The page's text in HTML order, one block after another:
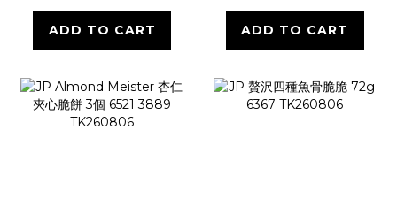
ADD TO CART
TK260806
ADD TO CART